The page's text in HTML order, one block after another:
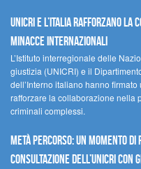
UNICRI e l’Italia rafforzano
minacce internazionali
L’Istituto interregionale delle
giustizia (UNICRI) e il
dell’Interno italiano hanno
rafforzare la collaborazione nella
criminali complessi.
Metà percorso: un momento
Consultazione dell’UNICRI con